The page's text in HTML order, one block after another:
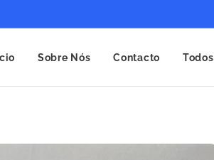
Sobre Nós Contacto